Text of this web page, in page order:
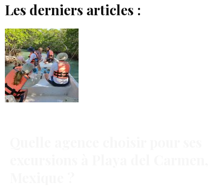
Les derniers articles :